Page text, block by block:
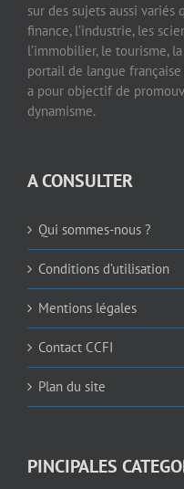
sur des sujets aussi variés
finance, l’industrie, les
l’immobilier, le tourisme,
portail de langue
a pour objectif de
dynamisme.
A CONSULTER
Qui sommes-nous ?
Conditions d’utilisation
Mentions légales
Contact CCFI
Plan du site
PINCIPALES